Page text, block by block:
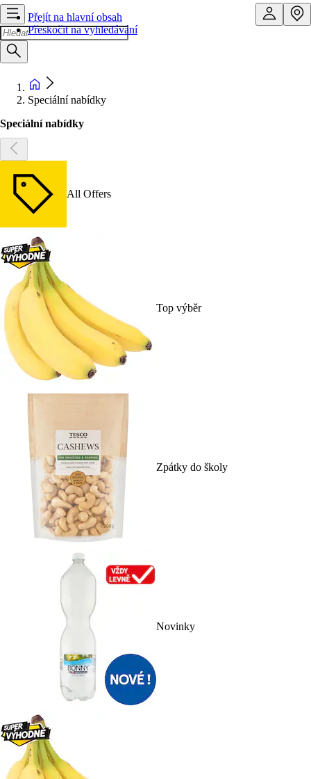
Přejít na hlavní obsah
Přeskočit na vyhledávání
Speciální nabídky
Speciální nabídky
All Offers
Top výběr
Zpátky do školy
Novinky